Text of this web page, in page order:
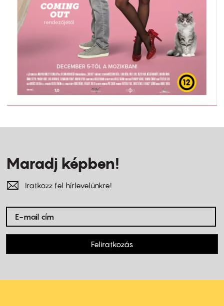
Maradj képben!
Iratkozz fel hírlevelünkre!
Feliratkozás